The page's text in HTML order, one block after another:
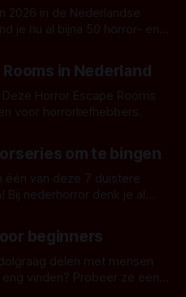
2026 in de Nederlandse
je nu al bijna 50 horror- en
in Nederland
Horror Escape Rooms
voor horrorliefhebbers.
om te bingen
één van deze 7 duistere
Maar Nederlandse horror
aantal Nederlandse tv-
series uit het duistere of horrorgenre. Als
beginners
delen met mensen
vinden? Probeer ze eens